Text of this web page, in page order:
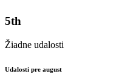
5th
Žiadne udalosti
Udalosti pre august